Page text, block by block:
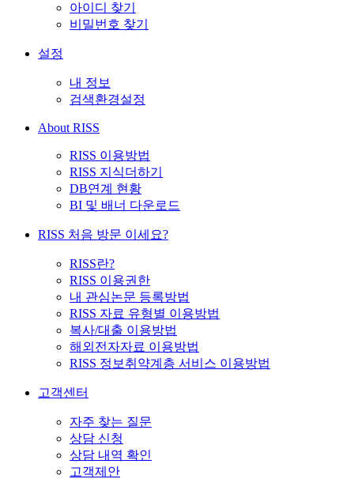
아이디 찾기
비밀번호 찾기
설정
내 정보
검색환경설정
About RISS
RISS 이용방법
RISS 지식더하기
DB연계 현황
BI 및 배너 다운로드
RISS 처음 방문 이세요?
RISS란?
RISS 이용권한
내 관심논문 등록방법
RISS 자료 유형별 이용방법
복사/대출 이용방법
해외전자자료 이용방법
RISS 정보취약계층 서비스 이용방법
고객센터
자주 찾는 질문
상담 신청
상담 내역 확인
고객제안